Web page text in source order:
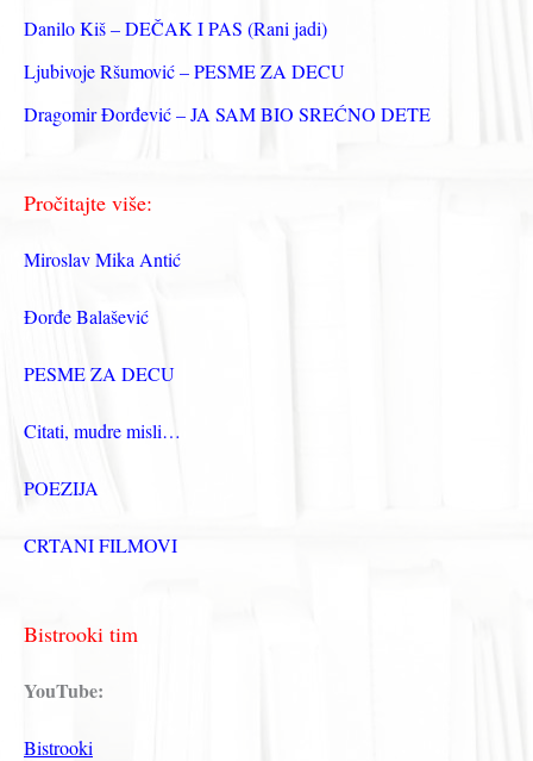
Danilo Kiš – DEČAK I PAS (Rani jadi)
Ljubivoje Ršumović – PESME ZA DECU
Dragomir Đorđević – JA SAM BIO SREĆNO DETE
Pročitajte više:
Miroslav Mika Antić
Đorđe Balašević
PESME ZA DECU
Citati, mudre misli…
POEZIJA
CRTANI FILMOVI
Bistrooki tim
YouTube:
Bistrooki